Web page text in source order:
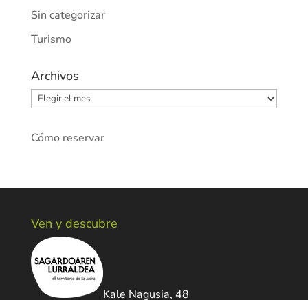
Sin categorizar
Turismo
Archivos
Archivos
Cómo reservar
Ven y descubre
Kale Nagusia, 48